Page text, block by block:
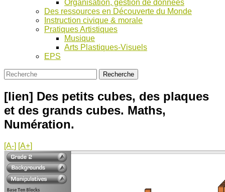
Organisation, gestion de données
Des ressources en Découverte du Monde
Instruction civique & morale
Pratiques Artistiques
Musique
Arts Plastiques-Visuels
EPS
[lien] Des petits cubes, des plaques
et des grands cubes. Maths,
Numération.
[A-] [A+]